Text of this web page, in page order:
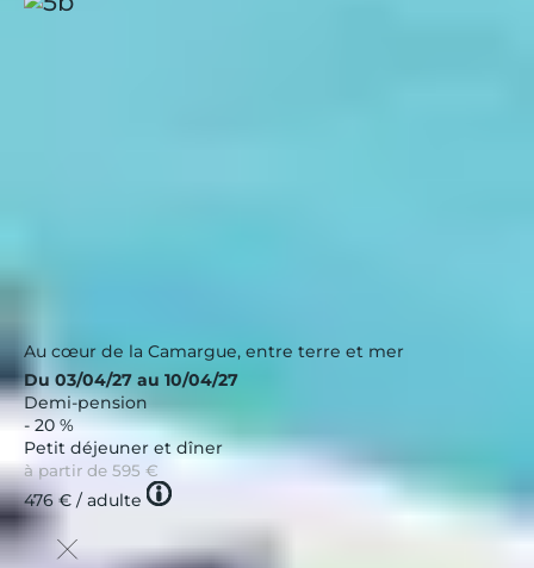
Au cœur de la Camargue, entre terre et mer
Du 03/04/27 au 10/04/27
Demi-pension
- 20 %
Petit déjeuner et dîner
à partir de 595 €
476 € / adulte Tooltip
icon